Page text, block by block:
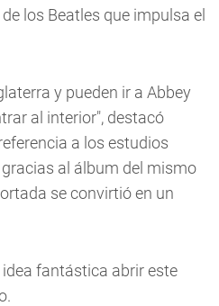
los Beatles que impulsa el
y pueden ir a Abbey
al interior", destacó
a los estudios
al álbum del mismo
se convirtió en un
fantástica abrir este